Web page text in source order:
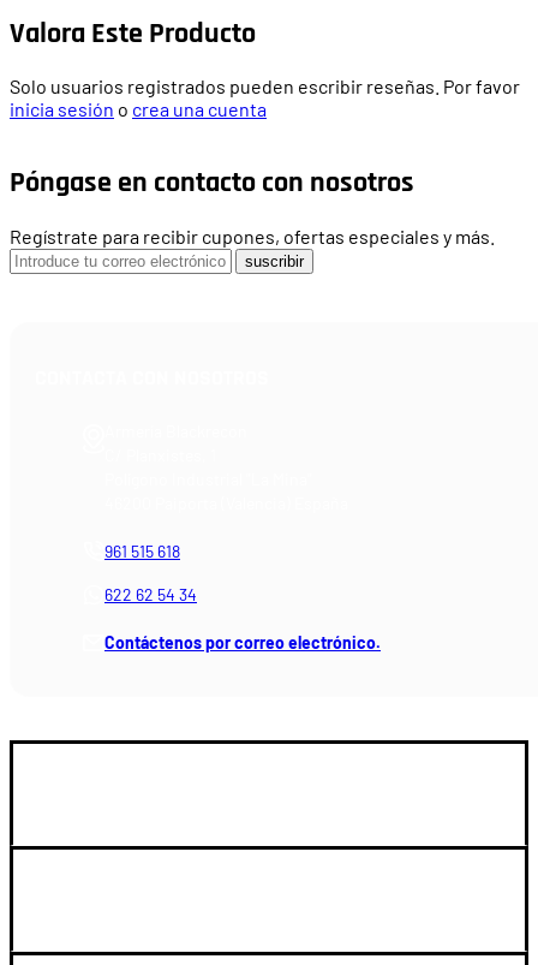
Valora Este Producto
Solo usuarios registrados pueden escribir reseñas. Por favor
inicia sesión o crea una cuenta
Póngase en contacto con nosotros
Regístrate para recibir cupones, ofertas especiales y más.
suscribir
961 515 618
622 62 54 34
Contáctenos por correo electrónico.